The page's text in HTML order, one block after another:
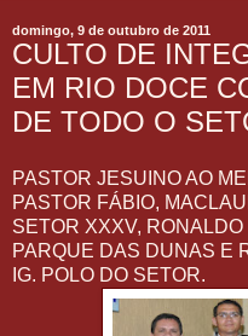
domingo, 9 de outubro de 2011
CULTO DE
EM RIO DOCE
DE TODO O
PASTOR JESUINO AO
PASTOR FÁBIO,
SETOR XXXV,
PARQUE DAS DUNAS E
IG. POLO DO SETOR.